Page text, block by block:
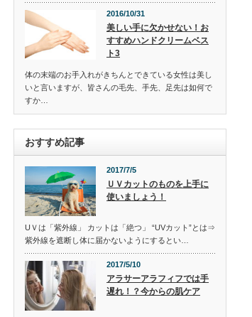
2016/10/31
美しい手に欠かせない！お
すすめハンドクリームベス
ト3
体の末端のお手入れがきちんとできている女性は美し
いと言いますが、皆さんの毛先、手先、足先は如何で
すか…
おすすめ記事
2017/7/5
ＵＶカットのものを上手に
使いましょう！
UＶは「紫外線」 カットは「絶つ」 “UVカット”とは⇒
紫外線を遮断し体に届かないようにするとい…
2017/5/10
アラサーアラフィフでは手
遅れ！？今からの肌ケア